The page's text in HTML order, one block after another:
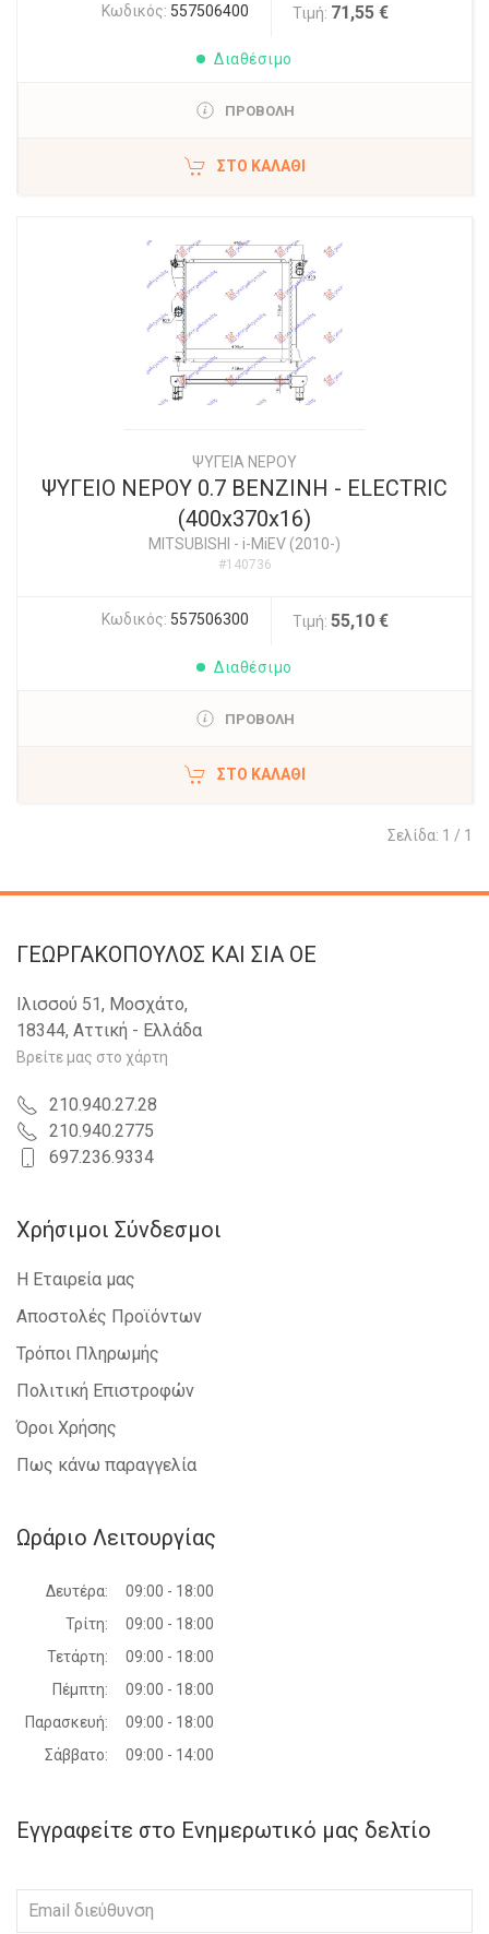
Κωδικός: 557506400 Τιμή: 71,55 €
Διαθέσιμο
ΠΡΟΒΟΛΗ
ΣΤΟ ΚΑΛΆΘΙ
ΨΥΓΕΙΑ ΝΕΡΟΥ
ΨΥΓΕΙΟ ΝΕΡΟΥ 0.7 ΒΕΝΖΙΝΗ - ELECTRIC
(400x370x16)
MITSUBISHI - i-MiEV (2010-)
#140736
Κωδικός: 557506300 Τιμή: 55,10 €
Διαθέσιμο
ΠΡΟΒΟΛΗ
ΣΤΟ ΚΑΛΆΘΙ
Σελίδα: 1 / 1
ΓΕΩΡΓΑΚΟΠΟΥΛΟΣ KAI ΣΙΑ OE
Ιλισσού 51, Μοσχάτο,
18344, Αττική - Ελλάδα
Βρείτε μας στο χάρτη
210.940.27.28
210.940.2775
697.236.9334
Χρήσιμοι Σύνδεσμοι
Η Εταιρεία μας
Αποστολές Προϊόντων
Τρόποι Πληρωμής
Πολιτική Επιστροφών
Όροι Χρήσης
Πως κάνω παραγγελία
Ωράριο Λειτουργίας
Δευτέρα:
09:00 - 18:00
Τρίτη:
09:00 - 18:00
Τετάρτη:
09:00 - 18:00
Πέμπτη:
09:00 - 18:00
Παρασκευή:
09:00 - 18:00
Σάββατο:
09:00 - 14:00
Εγγραφείτε στο Ενημερωτικό μας δελτίο